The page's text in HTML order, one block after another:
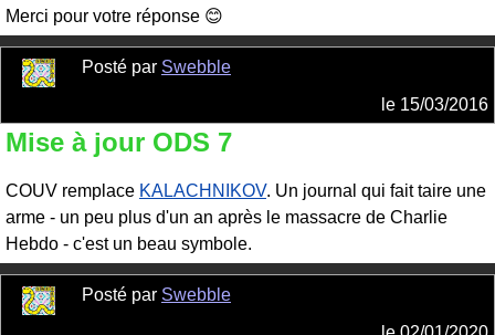
Merci pour votre réponse 😊
Posté par Swebble
le 15/03/2016
Mise à jour ODS 7
COUV remplace KALACHNIKOV. Un journal qui fait taire une
arme - un peu plus d'un an après le massacre de Charlie
Hebdo - c'est un beau symbole.
Posté par Swebble